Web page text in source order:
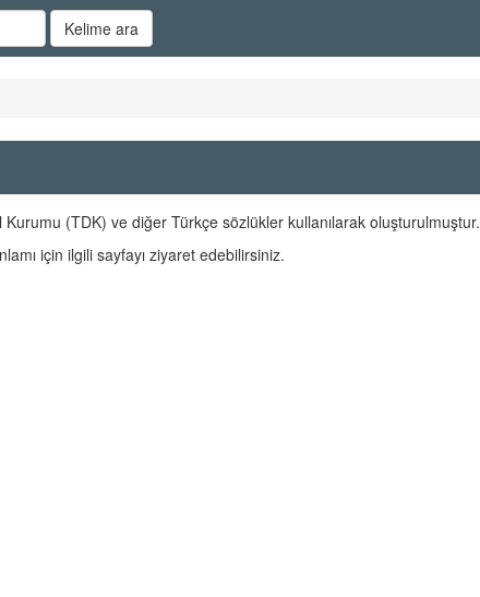
Kelime ara
(TDK) ve diğer Türkçe sözlükler kullanılarak oluşturulmuştur.
için ilgili sayfayı ziyaret edebilirsiniz.